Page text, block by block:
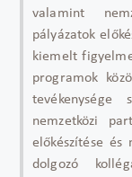
valamint
pályázatok
kiemelt
programok
tevékenysége
nemzetközi
előkészítése és
dolgozó